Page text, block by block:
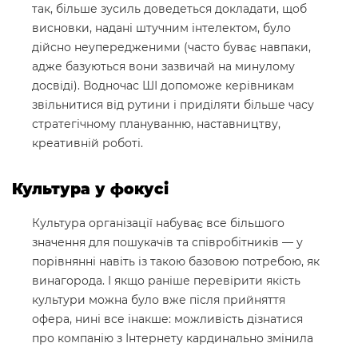
так, більше зусиль доведеться докладати, щоб
висновки, надані штучним інтелектом, було
дійсно неупередженими (часто буває навпаки,
адже базуються вони зазвичай на минулому
досвіді). Водночас ШІ допоможе керівникам
звільнитися від рутини і приділяти більше часу
стратегічному плануванню, наставництву,
креативній роботі.
Культура у фокусі
Культура організації набуває все більшого
значення для пошукачів та співробітників — у
порівнянні навіть із такою базовою потребою, як
винагорода. І якщо раніше перевірити якість
культури можна було вже після прийняття
офера, нині все інакше: можливість дізнатися
про компанію з Інтернету кардинально змінила